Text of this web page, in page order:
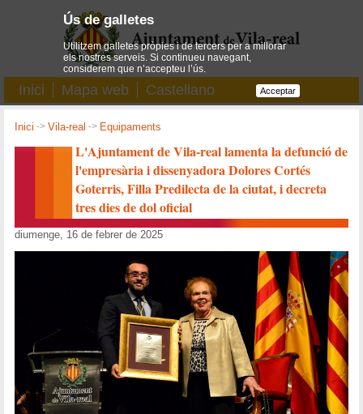
Inici Mapa web Castellano
Inici ->Vila-real -> Equipaments
L'Ajuntament de Vila-real lamenta la defunció de
l'empresària i dissenyadora Dolores Cortés
Goterris, Filla Predilecta de la ciutat, i decreta
tres dies de dol oficial
diumenge, 16 de febrer de 2025
Ús de galletes
Utilitzem galletes pròpies i de tercers per a millorar
els nostres serveis. Si continueu navegant,
considerem que n’accepteu l’ús.
Acceptar